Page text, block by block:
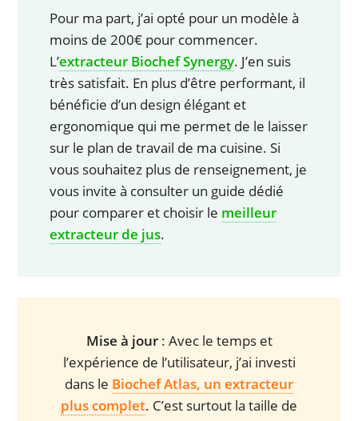
Pour ma part, j’ai opté pour un modèle à
moins de 200€ pour commencer.
L’extracteur Biochef Synergy. J’en suis
très satisfait. En plus d’être performant, il
bénéficie d’un design élégant et
ergonomique qui me permet de le laisser
sur le plan de travail de ma cuisine. Si
vous souhaitez plus de renseignement, je
vous invite à consulter un guide dédié
pour comparer et choisir le meilleur
extracteur de jus.
Mise à jour: Avec le temps et
l’expérience de l’utilisateur, j’ai investi
dans le Biochef Atlas, un extracteur
plus complet. C’est surtout la taille de